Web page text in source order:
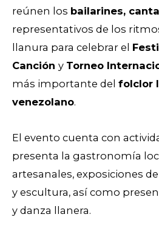
reúnen los bailarines,
representativos de los
llanura para celebrar el
Canción y Torneo
más importante del folclor
venezolano.
El evento cuenta con
presenta la gastronomía
artesanales, exposiciones
y escultura, así como
y danza llanera.